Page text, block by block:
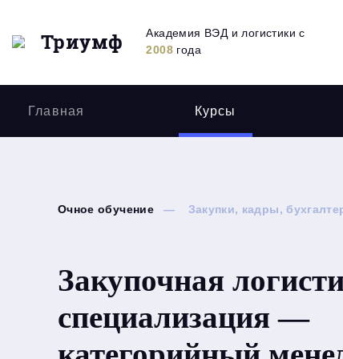
Триумф
Академия ВЭД и логистики с
2008 года
Главная Курсы
Очное обучение Закупки, кадры,
Закупочная
специализация —